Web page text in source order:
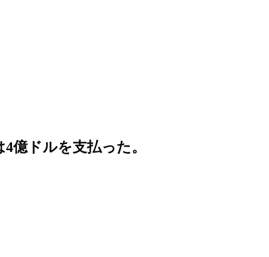
億ドルを支払った。